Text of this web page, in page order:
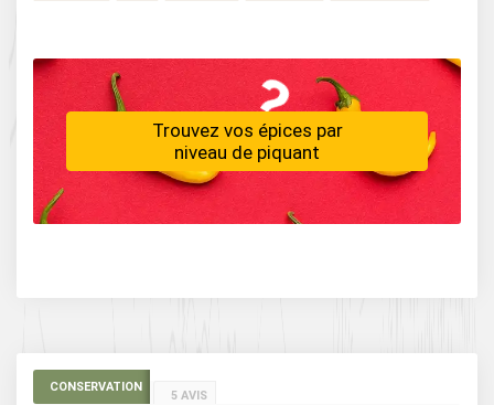
Trouvez vos épices par
niveau de piquant
CONSERVATION
5 AVIS